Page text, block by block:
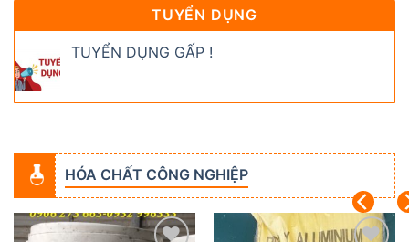
TUYỂN DỤNG
TUYỂN DỤNG GẤP !
HÓA CHẤT CÔNG NGHIỆP